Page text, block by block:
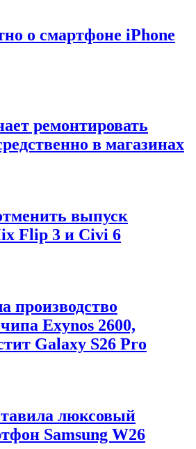
о смартфоне iPhone
ремонтировать
в магазинах
выпуск
Flip 3 и Civi 6
производство
Exynos 2600,
Galaxy S26 Pro
люксовый
Samsung W26